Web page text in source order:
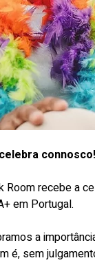
Room recebe a
em Portugal.
a
é, sem